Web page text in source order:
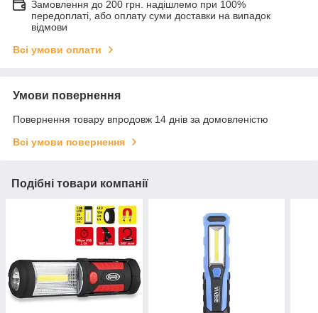
Замовлення до 200 грн. надішлемо при 100%
передоплаті, або оплату суми доставки на випадок
відмови
Всі умови оплати
Умови повернення
Повернення товару впродовж 14 днів за домовленістю
Всі умови повернення
Подібні товари компанії